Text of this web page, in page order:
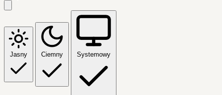
Jasny Ciemny Systemowy